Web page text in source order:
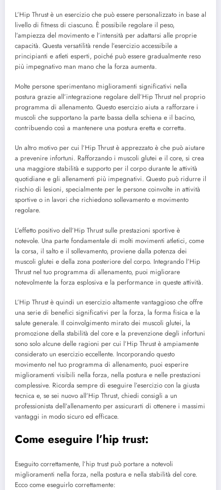
L’Hip Thrust è un esercizio che può essere personalizzato in base al
livello di fitness di ciascuno. È possibile regolare il peso,
l’ampiezza del movimento e l’intensità per adattarsi alle proprie
capacità. Questa versatilità rende l’esercizio accessibile a
principianti e atleti esperti, poiché può essere gradualmente reso
più impegnativo man mano che la forza aumenta.
Molte persone sperimentano miglioramenti significativi nella
postura grazie all’integrazione regolare dell’Hip Thrust nel proprio
programma di allenamento. Questo esercizio aiuta a rafforzare i
muscoli che supportano la parte bassa della schiena e il bacino,
contribuendo così a mantenere una postura eretta e corretta.
Un altro motivo per cui l’Hip Thrust è apprezzato è che può aiutare
a prevenire infortuni. Rafforzando i muscoli glutei e il core, si crea
una maggiore stabilità e supporto per il corpo durante le attività
quotidiane e gli allenamenti più impegnativi. Questo può ridurre il
rischio di lesioni, specialmente per le persone coinvolte in attività
sportive o in lavori che richiedono sollevamento e movimento
regolare.
L’effetto positivo dell’Hip Thrust sulle prestazioni sportive è
notevole. Una parte fondamentale di molti movimenti atletici, come
la corsa, il salto e il sollevamento, proviene dalla potenza dei
muscoli glutei e della zona posteriore del corpo. Integrando l’Hip
Thrust nel tuo programma di allenamento, puoi migliorare
notevolmente la forza esplosiva e la performance in queste attività.
L’Hip Thrust è quindi un esercizio altamente vantaggioso che offre
una serie di benefici significativi per la forza, la forma fisica e la
salute generale. Il coinvolgimento mirato dei muscoli glutei, la
promozione della stabilità del core e la prevenzione degli infortuni
sono solo alcune delle ragioni per cui l’Hip Thrust è ampiamente
considerato un esercizio eccellente. Incorporando questo
movimento nel tuo programma di allenamento, puoi esperire
miglioramenti visibili nella forza, nella postura e nelle prestazioni
complessive. Ricorda sempre di eseguire l’esercizio con la giusta
tecnica e, se sei nuovo all’Hip Thrust, chiedi consigli a un
professionista dell’allenamento per assicurarti di ottenere i massimi
vantaggi in modo sicuro ed efficace.
Come eseguire l’hip trust:
Eseguito correttamente, l’hip trust può portare a notevoli
miglioramenti nella forza, nella postura e nella stabilità del core.
Ecco come eseguirlo correttamente: